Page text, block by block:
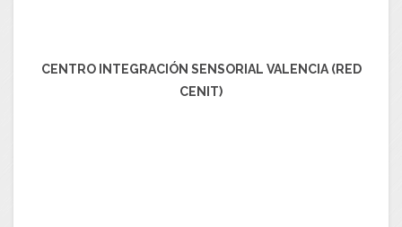
CENTRO INTEGRACIÓN SENSORIAL VALENCIA (RED
CENIT)